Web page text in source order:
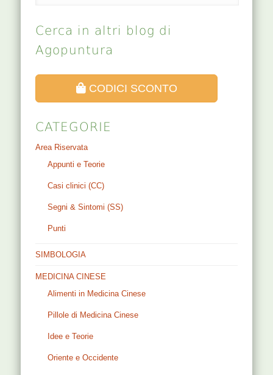
Cerca in altri blog di
Agopuntura
CODICI SCONTO
CATEGORIE
Area Riservata
Appunti e Teorie
Casi clinici (CC)
Segni & Sintomi (SS)
Punti
SIMBOLOGIA
MEDICINA CINESE
Alimenti in Medicina Cinese
Pillole di Medicina Cinese
Idee e Teorie
Oriente e Occidente